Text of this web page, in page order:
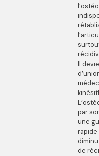
Il
par
une
de